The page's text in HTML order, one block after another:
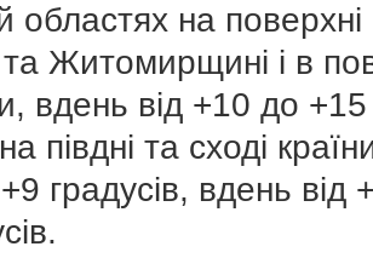
областях на поверхні
Житомирщині і в
вдень від +10 до +15
півдні та сході
градусів, вдень від